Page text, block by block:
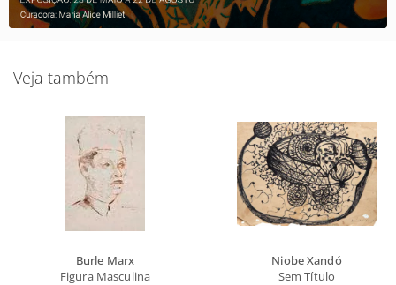
Veja também
Burle Marx
Figura Masculina
Niobe Xandó
Sem Título